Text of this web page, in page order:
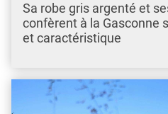
Sa robe gris argenté et
confèrent à la Gasconne
et caractéristique